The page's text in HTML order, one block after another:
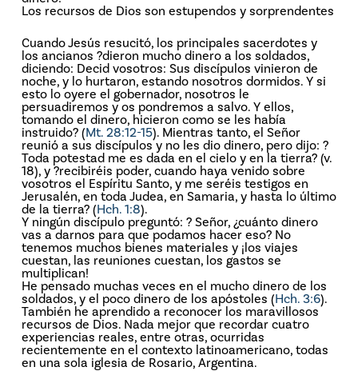
Los recursos de Dios son estupendos y sorprendentes
Cuando Jesús resucitó, los principales sacerdotes y
los ancianos ?dieron mucho dinero a los soldados,
diciendo: Decid vosotros: Sus discípulos vinieron de
noche, y lo hurtaron, estando nosotros dormidos. Y si
esto lo oyere el gobernador, nosotros le
persuadiremos y os pondremos a salvo. Y ellos,
tomando el dinero, hicieron como se les había
instruido? (Mt. 28:12-15). Mientras tanto, el Señor
reunió a sus discípulos y no les dio dinero, pero dijo: ?
Toda potestad me es dada en el cielo y en la tierra? (v.
18), y ?recibiréis poder, cuando haya venido sobre
vosotros el Espíritu Santo, y me seréis testigos en
Jerusalén, en toda Judea, en Samaria, y hasta lo último
de la tierra? (Hch. 1:8).
Y ningún discípulo preguntó: ? Señor, ¿cuánto dinero
vas a darnos para que podamos hacer eso? No
tenemos muchos bienes materiales y ¡los viajes
cuestan, las reuniones cuestan, los gastos se
multiplican!
He pensado muchas veces en el mucho dinero de los
soldados, y el poco dinero de los apóstoles (Hch. 3:6).
También he aprendido a reconocer los maravillosos
recursos de Dios. Nada mejor que recordar cuatro
experiencias reales, entre otras, ocurridas
recientemente en el contexto latinoamericano, todas
en una sola iglesia de Rosario, Argentina.